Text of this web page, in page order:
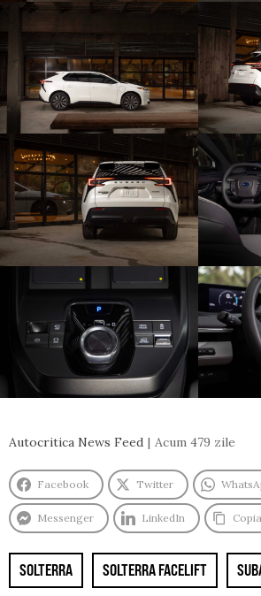
Autocritica News Feed Acum 479 zile
Facebook Twitter
Messenger LinkedIn
SOLTERRA SOLTERRA FACELIFT